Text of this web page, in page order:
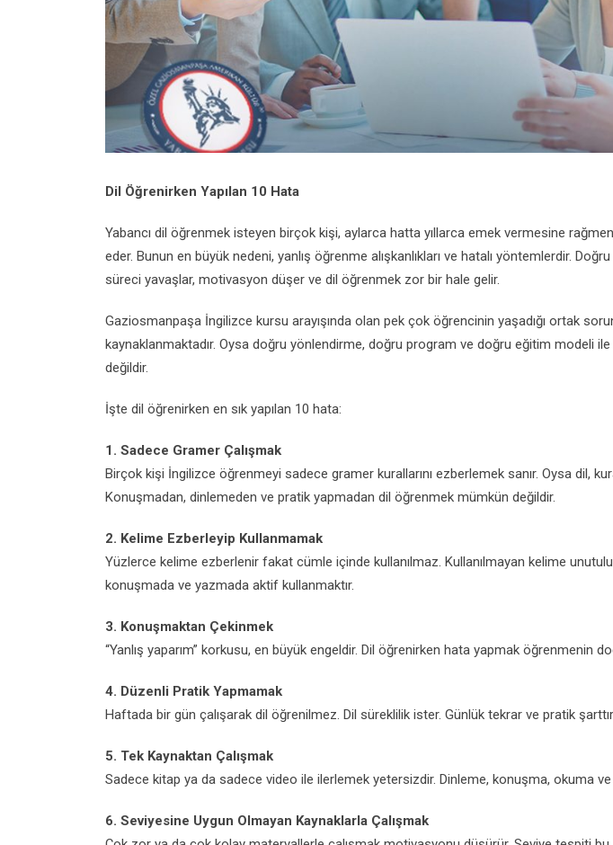
Dil Öğrenirken Yapılan 10 Hata
Yabancı dil öğrenmek isteyen birçok kişi, aylarca hatta yıllarca emek vermesine
eder. Bunun en büyük nedeni, yanlış öğrenme alışkanlıkları ve hatalı yöntemlerdir.
süreci yavaşlar, motivasyon düşer ve dil öğrenmek zor bir hale gelir.
Gaziosmanpaşa İngilizce kursu arayışında olan pek çok öğrencinin yaşadığı ortak
kaynaklanmaktadır. Oysa doğru yönlendirme, doğru program ve doğru eğitim modeli ile
değildir.
İşte dil öğrenirken en sık yapılan 10 hata:
1. Sadece Gramer Çalışmak
Birçok kişi İngilizce öğrenmeyi sadece gramer kurallarını ezberlemek sanır. Oysa dil,
Konuşmadan, dinlemeden ve pratik yapmadan dil öğrenmek mümkün değildir.
2. Kelime Ezberleyip Kullanmamak
Yüzlerce kelime ezberlenir fakat cümle içinde kullanılmaz. Kullanılmayan kelime
konuşmada ve yazmada aktif kullanmaktır.
3. Konuşmaktan Çekinmek
“Yanlış yaparım” korkusu, en büyük engeldir. Dil öğrenirken hata yapmak öğrenmenin
4. Düzenli Pratik Yapmamak
Haftada bir gün çalışarak dil öğrenilmez. Dil süreklilik ister. Günlük tekrar ve pratik
5. Tek Kaynaktan Çalışmak
Sadece kitap ya da sadece video ile ilerlemek yetersizdir. Dinleme, konuşma, okuma
6. Seviyesine Uygun Olmayan Kaynaklarla Çalışmak